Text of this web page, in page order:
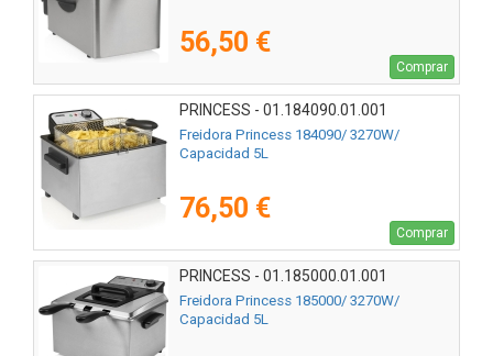
56,50 €
Comprar
PRINCESS - 01.184090.01.001
Freidora Princess 184090/ 3270W/
Capacidad 5L
76,50 €
Comprar
PRINCESS - 01.185000.01.001
Freidora Princess 185000/ 3270W/
Capacidad 5L